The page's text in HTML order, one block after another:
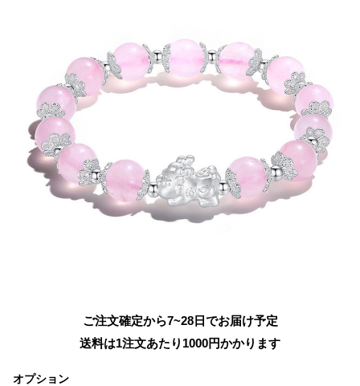
ご注文確定から7~28日でお届け予定
送料は1注文あたり 1000円かかります
オプション